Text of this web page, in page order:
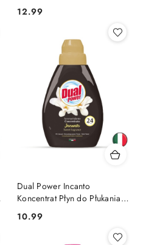
Cena:
12.99
Dual Power Incanto
Koncentrat Płyn do Płukania
(Włochy)
Cena:
10.99